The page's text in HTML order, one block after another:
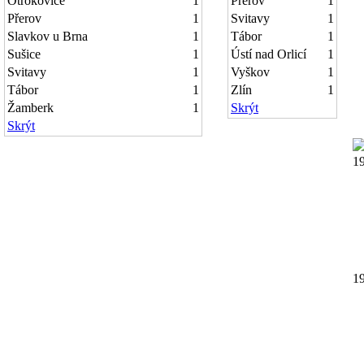
Přerov
1
Slavkov u Brna
1
Sušice
1
Svitavy
1
Tábor
1
Žamberk
1
Skrýt
Svitavy
1
Tábor
1
Ústí nad Orlicí
1
Vyškov
1
Zlín
1
Skrýt